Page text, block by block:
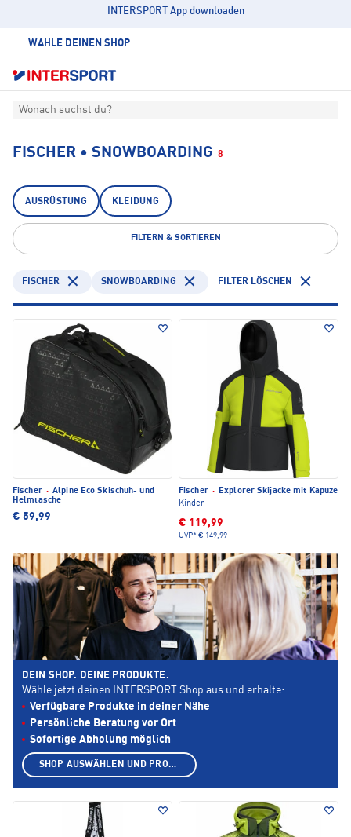
INTERSPORT App downloaden
WÄHLE DEINEN SHOP
Wonach suchst du?
FISCHER • SNOWBOARDING 8
AUSRÜSTUNG KLEIDUNG
FILTERN & SORTIEREN
FISCHER SNOWBOARDING FILTER LÖSCHEN
Fischer · Alpine Eco Skischuh- und
Helmtasche
€ 59,99
Fischer ·
Explorer Skijacke mit Kapuze
Kinder
€ 119,99
UVP* € 149,99
DEIN SHOP. DEINE PRODUKTE.
Wähle jetzt deinen INTERSPORT Shop aus und erhalte:
Verfügbare Produkte in deiner Nähe
Persönliche Beratung vor Ort
Sofortige Abholung möglich
SHOP AUSWÄHLEN UND PRODUKTE ANZEIGEN